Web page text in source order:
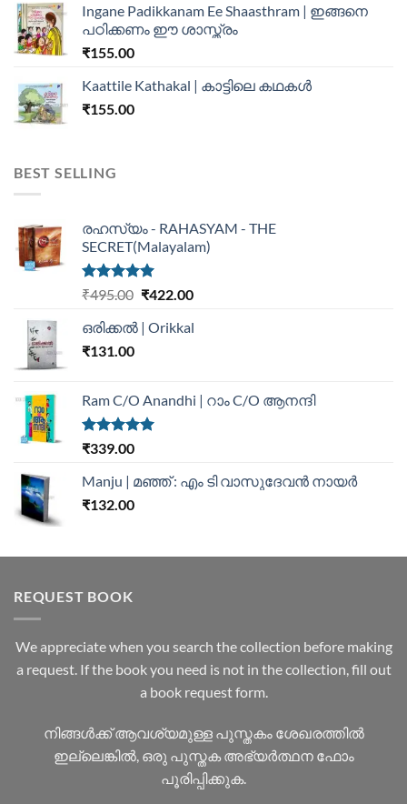
Ingane Padikkanam Ee Shaasthram | ഇങ്ങനെ
പഠിക്കണം ഈ ശാസ്ത്രം
₹155.00
Kaattile Kathakal | കാട്ടിലെ കഥകള്‍
₹155.00
BEST SELLING
രഹസ്യം - RAHASYAM - THE
SECRET(Malayalam)
Rated5.00
₹495.00 ₹422.00
ഒരിക്കൽ | Orikkal
₹131.00
Ram C/O Anandhi | റാം C/O ആനന്ദി
Rated5.00
₹339.00
Manju | മഞ്ഞ് : എം ടി വാസുദേവന്‍ നായര്‍
₹132.00
REQUEST BOOK
We appreciate when you search the collection before making
a request. If the book you need is not in the collection, fill out
a book request form.
നിങ്ങൾക്ക് ആവശ്യമുള്ള പുസ്തകം ശേഖരത്തിൽ
ഇല്ലെങ്കിൽ, ഒരു പുസ്തക അഭ്യർത്ഥന ഫോം
പൂരിപ്പിക്കുക.